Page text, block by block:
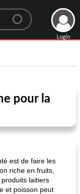
Login
pour la
est de faire les
riche en fruits,
laitiers
et poisson peut